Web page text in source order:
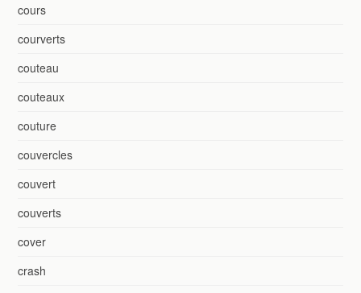
cours
courverts
couteau
couteaux
couture
couvercles
couvert
couverts
cover
crash